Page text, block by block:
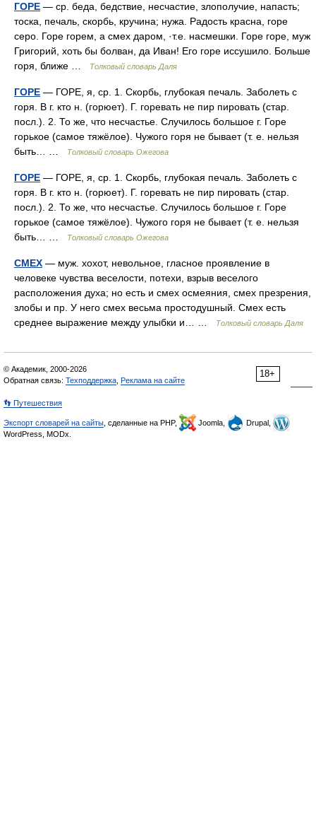
ГОРЕ — ср. беда, бедствие, несчастие, злополучие, напасть;
тоска, печаль, скорбь, кручина; нужа. Радость красна, горе
серо. Горе горем, а смех даром, ·т.е. насмешки. Горе горе, муж
Григорий, хоть бы болван, да Иван! Его горе иссушило. Больше
горя, ближе …
Толковый словарь Даля
ГОРЕ — ГОРЕ, я, ср. 1. Скорбь, глубокая печаль. Заболеть с
горя. В г. кто н. (горюет). Г. горевать не пир пировать (стар.
посл.). 2. То же, что несчастье. Случилось большое г. Горе
горькое (самое тяжёлое). Чужого горя не бывает (т. е. нельзя
быть… …
Толковый словарь Ожегова
ГОРЕ — ГОРЕ, я, ср. 1. Скорбь, глубокая печаль. Заболеть с
горя. В г. кто н. (горюет). Г. горевать не пир пировать (стар.
посл.). 2. То же, что несчастье. Случилось большое г. Горе
горькое (самое тяжёлое). Чужого горя не бывает (т. е. нельзя
быть… …
Толковый словарь Ожегова
СМЕХ — муж. хохот, невольное, гласное проявление в
человеке чувства веселости, потехи, взрыв веселого
расположения духа; но есть и смех осмеяния, смех презрения,
злобы и пр. У него смех весьма простодушный. Смех есть
среднее выражение между улыбки и… …
Толковый словарь Даля
18+
© Академик, 2000-2026
Обратная связь: Техподдержка Реклама на сайте
👣 Путешествия
Экспорт словарей на сайты , сделанные на PHP, Joomla,
Drupal,
WordPress, MODx.